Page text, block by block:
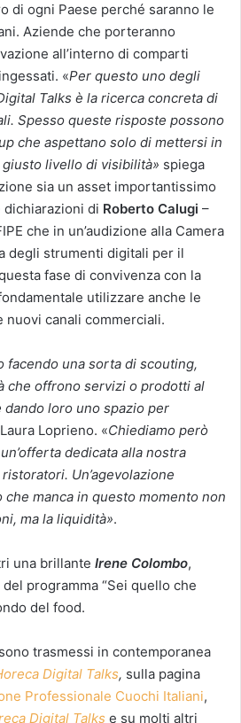
di ogni Paese perché saranno le
Aziende che porteranno
all’interno di comparti
«Per questo uno degli
Talks è la ricerca concreta di
Spesso queste risposte possono
che aspettano solo di mettersi in
livello di visibilità» spiega
sia un asset importantissimo
di Roberto Calugi –
che in un’audizione alla Camera
degli strumenti digitali per il
fase di convivenza con la
utilizzare anche le
canali commerciali.
facendo una sorta di scouting,
che offrono servizi o prodotti al
loro uno spazio per
Loprieno. «Chiediamo però
dedicata alla nostra
Un’agevolazione
manca in questo momento non
ma la liquidità».
una brillante Irene Colombo,
programma “Sei quello che
del food.
trasmessi in contemporanea
Digital Talks, sulla pagina
Professionale Cuochi Italiani,
Digital Talks e su molti altri